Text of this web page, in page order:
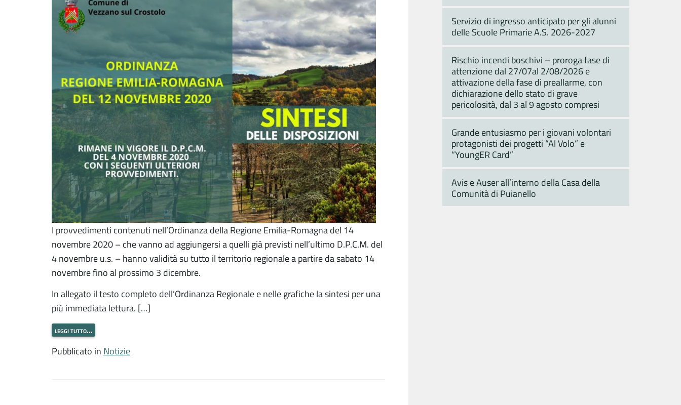
I provvedimenti contenuti nell’Ordinanza della Regione Emilia-Romagna del 14
novembre 2020 – che vanno ad aggiungersi a quelli già previsti nell’ultimo D.P.C.M. del
4 novembre u.s. – hanno validità su tutto il territorio regionale a partire da sabato 14
novembre fino al prossimo 3 dicembre.
In allegato il testo completo dell’Ordinanza Regionale e nelle grafiche la sintesi per una
più immediata lettura. […]
leggi tutto…
Pubblicato in Notizie
Servizio di ingresso anticipato per gli alunni
delle Scuole Primarie A.S. 2026-2027
Rischio incendi boschivi – proroga fase di
attenzione dal 27/07al 2/08/2026 e
attivazione della fase di preallarme, con
dichiarazione dello stato di grave
pericolosità, dal 3 al 9 agosto compresi
Grande entusiasmo per i giovani volontari
protagonisti dei progetti “Al Volo” e
“YoungER Card”
Avis e Auser all’interno della Casa della
Comunità di Puianello